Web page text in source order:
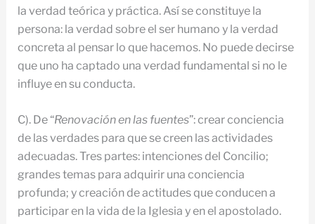
la verdad teórica y práctica. Así se constituye la
persona: la verdad sobre el ser humano y la verdad
concreta al pensar lo que hacemos. No puede decirse
que uno ha captado una verdad fundamental si no le
influye en su conducta.
C). De “Renovación en las fuentes”: crear conciencia
de las verdades para que se creen las actividades
adecuadas. Tres partes: intenciones del Concilio;
grandes temas para adquirir una conciencia
profunda; y creación de actitudes que conducen a
participar en la vida de la Iglesia y en el apostolado.